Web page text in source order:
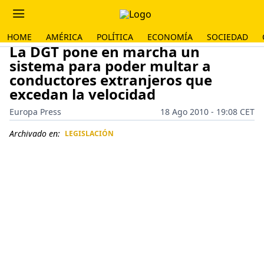
HOME AMÉRICA POLÍTICA ECONOMÍA SOCIEDAD
La DGT pone en marcha un
sistema para poder multar a
conductores extranjeros que
excedan la velocidad
Europa Press
18 Ago 2010 - 19:08 CET
Archivado en: LEGISLACIÓN